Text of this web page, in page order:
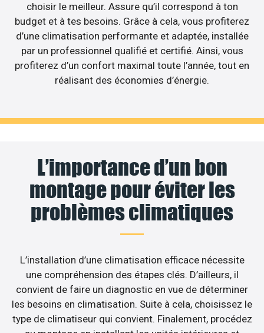
choisir le meilleur. Assure qu’il correspond à ton
budget et à tes besoins. Grâce à cela, vous profiterez
d’une climatisation performante et adaptée, installée
par un professionnel qualifié et certifié. Ainsi, vous
profiterez d’un confort maximal toute l’année, tout en
réalisant des économies d’énergie.
L’importance d’un bon
montage pour éviter les
problèmes climatiques
L’installation d’une climatisation efficace nécessite
une compréhension des étapes clés. D’ailleurs, il
convient de faire un diagnostic en vue de déterminer
les besoins en climatisation. Suite à cela, choisissez le
type de climatiseur qui convient. Finalement, procédez